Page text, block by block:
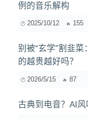
例的音乐解构
2025/10/12 155
别被“玄学”割韭
的越贵越好吗？
2026/5/15 87
古典到电音？AI风